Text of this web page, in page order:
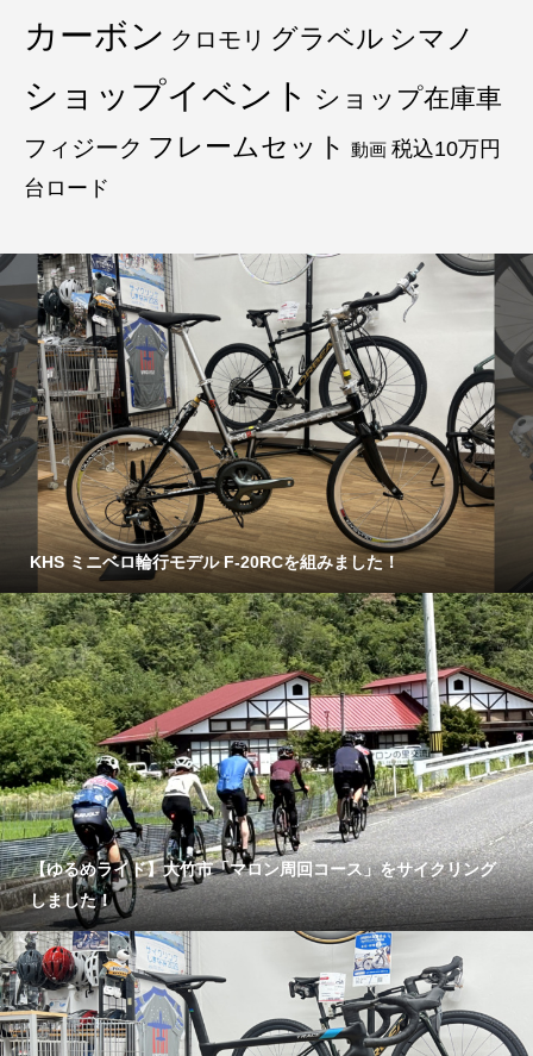
カーボン クロモリ グラベル シマノ
ショップイベント ショップ在庫車
フィジーク フレームセット 動画 税込10万円
台ロード
KHS ミニベロ輪行モデル F-20RCを組みました！
【ゆるめライド】大竹市「マロン周回コース」をサイクリング
しました！